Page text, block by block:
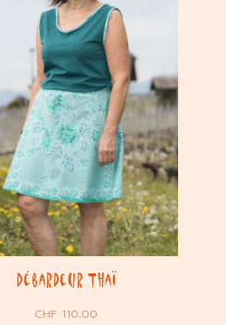
Débardeur Thaï
CHF 110.00